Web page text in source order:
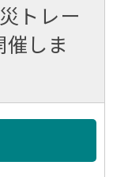
トレー
しま